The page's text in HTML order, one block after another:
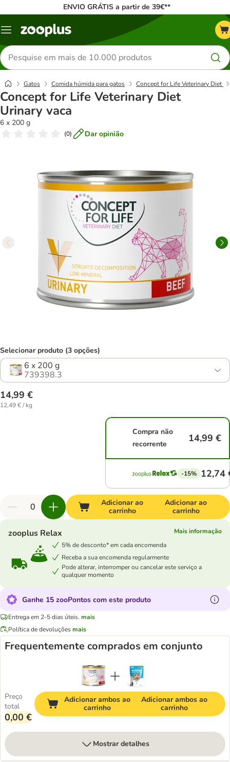
ENVIO GRÁTIS a partir de 39€**
Menu
Pesquisar
produtos
Gatos Comida húmida para gatos Concept for Life Veterinary Diet
Concept for Life Veterinary Diet
Urinary vaca
6 x 200 g
(0) Dar opinião
Selecionar produto (3 opções)
6 x 200 g
739398.3
14,99 €
12,49 € / kg
Compra não
recorrente
14,99 €
-15% 12,74
Adicionar ao
carrinho
Adicionar ao
carrinho
zooplus Relax
Mais informação
5% de desconto* em cada encomenda
Receba a sua encomenda regularmente
Pode alterar, interromper ou cancelar este serviço a
qualquer momento
Ganhe 15 zooPontos com este produto
Entrega em 2-5 dias úteis. mais
Política de devoluçõesmais
Frequentemente comprados em conjunto
Preço
total
0,00 €
Adicionar ambos ao
carrinho
Adicionar ambos ao
carrinho
Mostrar detalhes